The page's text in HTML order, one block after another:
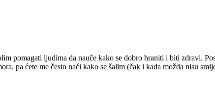
pomagati ljudima da nauče kako se dobro hraniti i biti zdravi.
pa ćete me često naći kako se šalim (čak i kada možda nisu